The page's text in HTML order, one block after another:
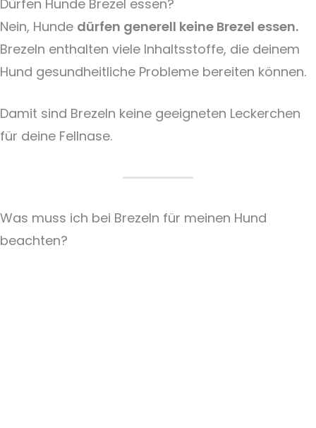
Dürfen Hunde Brezel essen?
Nein, Hunde dürfen generell keine Brezel essen.
Brezeln enthalten viele Inhaltsstoffe, die deinem
Hund gesundheitliche Probleme bereiten können.
Damit sind Brezeln keine geeigneten Leckerchen
für deine Fellnase.
Was muss ich bei Brezeln für meinen Hund
beachten?